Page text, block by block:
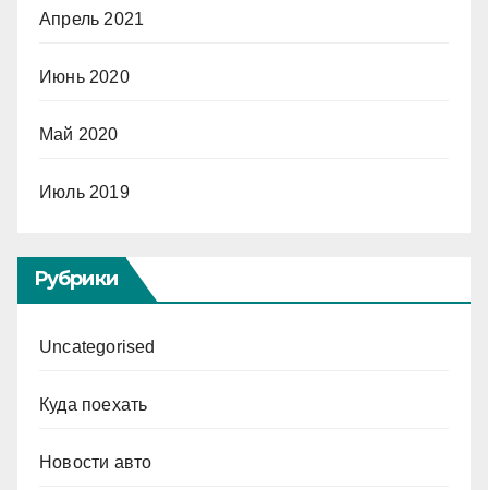
Апрель 2021
Июнь 2020
Май 2020
Июль 2019
Рубрики
Uncategorised
Куда поехать
Новости авто